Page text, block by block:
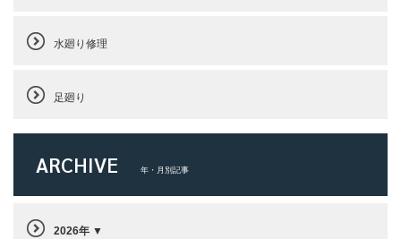
水廻り修理
足廻り
ARCHIVE 年・月別記事
2026年